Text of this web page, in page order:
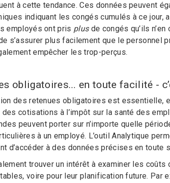
à cette tendance. Ces données peuvent
indiquant les congés cumulés à ce jour,
employés ont pris plusde congés qu’ils
s’assurer plus facilement que le personnel
empêcher les trop-perçus.
obligatoires... en toute facilité -
des retenues obligatoires est essentielle,
cotisations à l’impôt sur la santé des
peuvent porter sur n’importe quelle
à un employé. L’outil Analytique
d’accéder à des données précises en toute
trouver un intérêt à examiner les
voire pour leur planification future. Par